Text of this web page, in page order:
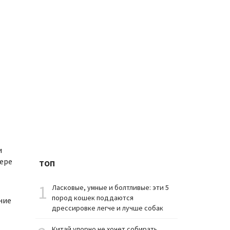
ТОП
1
Ласковые, умные и болтливые: эти 5
пород кошек поддаются
дрессировке легче и лучше собак